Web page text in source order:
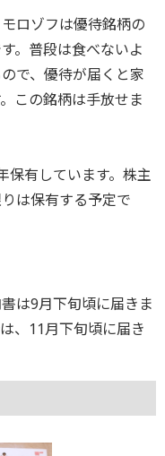
ロゾフは優待銘柄の
。普段は食べないよ
で、優待が届くと家
この銘柄は手放せま
有しています。株主
は保有する予定で
は9月下旬頃に届きま
、11月下旬頃に届き